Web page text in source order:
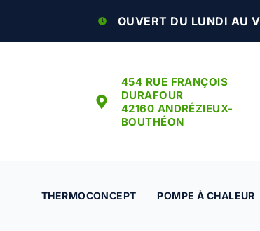
OUVERT DU LUNDI AU
454 RUE FRANÇOIS
DURAFOUR
42160 ANDRÉZIEUX-
BOUTHÉON
THERMOCONCEPT POMPE À CHALEUR